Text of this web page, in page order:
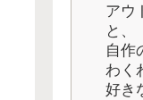
アウ
と、
自作
わく
好き